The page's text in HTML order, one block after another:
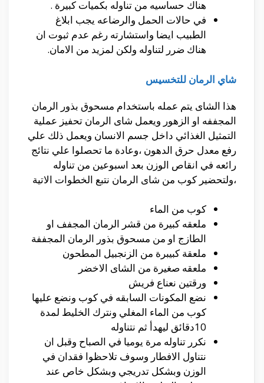
هناك حساسيه من تناوله بكميات كبيرة .
في حالات الحمل والرضاعه يجب ابلاغ
الطبيب ايضا واستشارته رغم عدم ثبوت ان
هناك ضرر لتناوله ولكن لمزيد من الامان.
شاي الرمان للتخسيس
هذا الشاى يتم عمله باستخدام مسحوق بذور الرمان
المجففه او الزهور ويعمل شاى الرمان تحفيز عملية
التمثيل الغذائي داخل جسم الانسان ويعمل ذلك علي
رفع معدل حرق الدهون ،وعادة ما تحصلوا علي نتائج
رائعه في انقاص الوزن بعد اسبوعين من تناوله
،ولتحضير كوب من شاى الرمان نتبع الخطوات الاتية
كوب من الماء
ملعقه كبيرة من قشر الرمان المجفف او
الطازج او من مسحوق بذور الرمان المجففة
ملعقة كبيبرة من الزنجبيل المطحون
ملعقه صغيرة من الشاى الاخضر
ورقتين نعناع فريش
نضع المكونات السابقه في كوب ونضع عليها
كوب من الماء المغلي ونترك الخليط لمدة
10دقائق ليهدأ ثم نتناوله
نكرر تناوله مرة يوميا في الصباح وقبل ان
نتناول الافطار وسوف تلاحظوا فقدان في
الوزن وبشكل تدريجي وبشكل خاص عند